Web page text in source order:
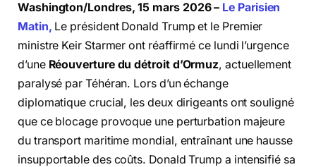
Washington/Londres, 15 mars 2026 – Le Parisien
Matin, Le président Donald Trump et le Premier
ministre Keir Starmer ont réaffirmé ce lundi l’urgence
d’une Réouverture du détroit d’Ormuz, actuellement
paralysé par Téhéran. Lors d’un échange
diplomatique crucial, les deux dirigeants ont souligné
que ce blocage provoque une perturbation majeure
du transport maritime mondial, entraînant une hausse
insupportable des coûts. Donald Trump a intensifié sa